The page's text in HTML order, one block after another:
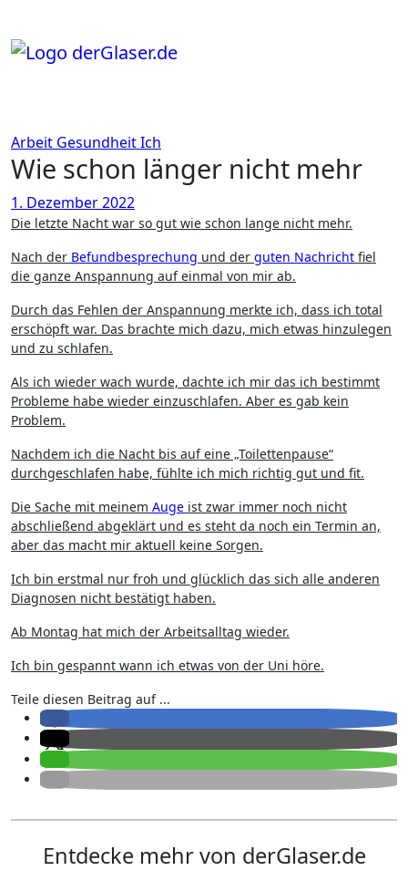
springen
Arbeit GesundheitIch
Wie schon länger nicht mehr
1. Dezember 2022
Die letzte Nacht war so gut wie schon lange nicht mehr.
Nach der Befundbesprechung und der guten Nachricht fiel
die ganze Anspannung auf einmal von mir ab.
Durch das Fehlen der Anspannung merkte ich, dass ich total
erschöpft war. Das brachte mich dazu, mich etwas hinzulegen
und zu schlafen.
Als ich wieder wach wurde, dachte ich mir das ich bestimmt
Probleme habe wieder einzuschlafen. Aber es gab kein
Problem.
Nachdem ich die Nacht bis auf eine „Toilettenpause“
durchgeschlafen habe, fühlte ich mich richtig gut und fit.
Die Sache mit meinem Auge ist zwar immer noch nicht
abschließend abgeklärt und es steht da noch ein Termin an,
aber das macht mir aktuell keine Sorgen.
Ich bin erstmal nur froh und glücklich das sich alle anderen
Diagnosen nicht bestätigt haben.
Ab Montag hat mich der Arbeitsalltag wieder.
Ich bin gespannt wann ich etwas von der Uni höre.
Teile diesen Beitrag auf ...
Entdecke mehr von derGlaser.de